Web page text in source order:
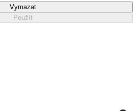
Vymazat
Použít